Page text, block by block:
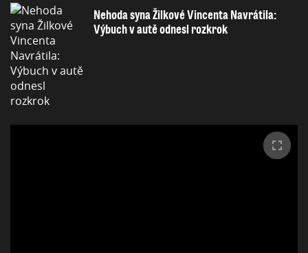
Nehoda syna Žilkové Vincenta Navrátila:
Výbuch v autě odnesl rozkrok